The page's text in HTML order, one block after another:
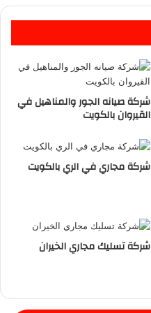
شركة صيانه الجور والمناهيل في
القيروان بالكويت
شركة مجاري في الري بالكويت
شركة تسليك مجاري الخيران